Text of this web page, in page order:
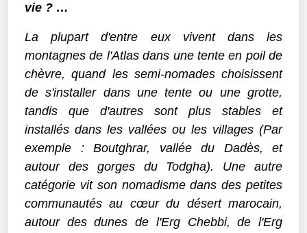
vie ? …
La plupart d'entre eux vivent dans les
montagnes de l'Atlas dans une tente en poil de
chèvre, quand les semi-nomades choisissent
de s'installer dans une tente ou une grotte,
tandis que d'autres sont plus stables et
installés dans les vallées ou les villages (Par
exemple : Boutghrar, vallée du Dadès, et
autour des gorges du Todgha). Une autre
catégorie vit son nomadisme dans des petites
communautés au cœur du désert marocain,
autour des dunes de l'Erg Chebbi, de l'Erg